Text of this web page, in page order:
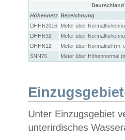
Höhennetz Bezeichnung
DHHN2016
Meter über
DHHN92
Meter über
DHHN12
Meter über Normalnull (m.
SNN76
Meter über Höhennormal
Unter Einzugsgebiet
unterirdisches